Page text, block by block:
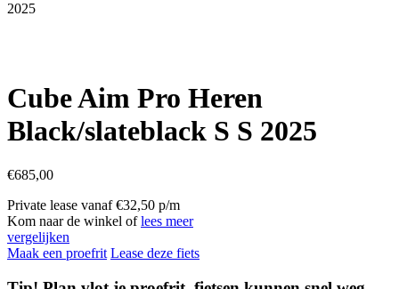
2025
Cube Aim Pro Heren
Black/slateblack S S 2025
€685,00
Private lease vanaf €32,50 p/m
Kom naar de winkel oflees meer
vergelijken
Maak een proefrit Lease deze fiets